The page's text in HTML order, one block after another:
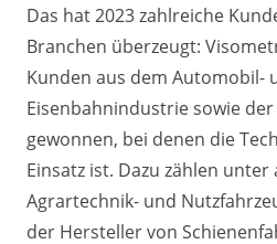
Das hat 2023 zahlreiche
Branchen überzeugt:
Kunden aus dem Automobil-
Eisenbahnindustrie sowie
gewonnen, bei denen die
Einsatz ist. Dazu zählen
Agrartechnik- und
der Hersteller von